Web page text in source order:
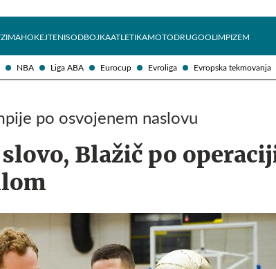
NBA Liga ABA Eurocup Evroliga Evropska tekmovanja
ZIMAHOKEJTENISODBOJKAATLETIKAMOTODRUGOOLIMPIZEM
po osvojenem naslovu
Blažič po